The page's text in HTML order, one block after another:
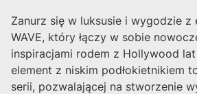
Zanurz się w luksusie i wygodzie z
WAVE, który łączy w sobie
inspiracjami rodem z Hollywood
element z niskim podłokietnikiem
serii, pozwalającej na stworzenie